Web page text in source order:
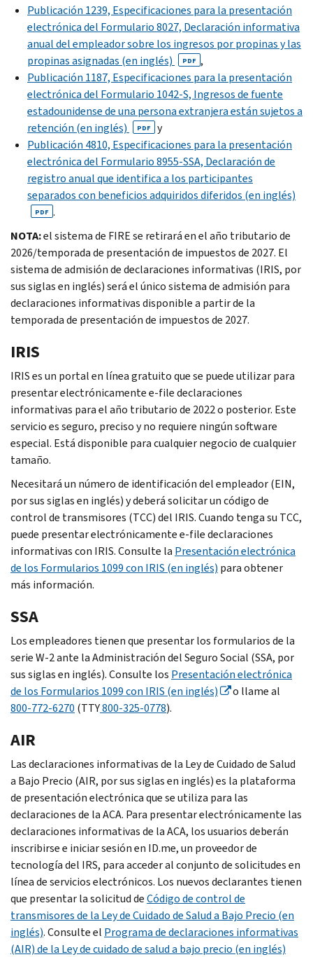
Publicación 1239, Especificaciones para la presentación
electrónica del Formulario 8027, Declaración informativa
anual del empleador sobre los ingresos por propinas y las
propinas asignadas (en inglés)
PDF ,
Publicación 1187, Especificaciones para la presentación
electrónica del Formulario 1042-S, Ingresos de fuente
estadounidense de una persona extranjera están sujetos a
retención (en inglés)
PDF
y
Publicación 4810, Especificaciones para la presentación
electrónica del Formulario 8955-SSA, Declaración de
registro anual que identifica a los participantes
separados con beneficios adquiridos diferidos (en inglés)
PDF .
NOTA:el sistema de FIREse retirará en el año tributario de
2026/temporada de presentación de impuestos de 2027. El
sistema de admisión de declaraciones informativas (IRIS, por
sus siglas en inglés) será el único sistema de admisión para
declaraciones informativas disponible a partir de la
temporada de presentación de impuestos de 2027.
IRIS
IRIS es un portal en línea gratuito que se puede utilizar para
presentar electrónicamente e-file declaraciones
informativas para el año tributario de 2022 o posterior. Este
servicio es seguro, preciso y no requiere ningún software
especial. Está disponible para cualquier negocio de cualquier
tamaño.
Necesitará un número de identificación del empleador (EIN,
por sus siglas en inglés) y deberá solicitar un código de
control de transmisores (TCC) del IRIS. Cuando tenga su TCC,
puede presentar electrónicamente e-filedeclaraciones
informativas con IRIS. Consulte la Presentación electrónica
de los Formularios 1099 con IRIS (en inglés) para obtener
más información.
SSA
Los empleadores tienen que presentar los formularios de la
serie W-2 ante la Administración del Seguro Social (SSA, por
sus siglas en inglés). Consulte los Presentación electrónica
de los Formularios 1099 con IRIS (en inglés)
o llame al
800-772-6270 (TTY800-325-0778).
AIR
Las declaraciones informativas de la Ley de Cuidado de Salud
a Bajo Precio (AIR, por sus siglas en inglés) es la plataforma
de presentación electrónica que se utiliza para las
declaraciones de la ACA. Para presentar electrónicamente las
declaraciones informativas de la ACA, los usuarios deberán
inscribirse e iniciar sesión en ID.me, un proveedor de
tecnología del IRS, para acceder al conjunto de solicitudes en
línea de servicios electrónicos. Los nuevos declarantes tienen
que presentar la solicitud deCódigo de control de
transmisores de la Ley de Cuidado de Salud a Bajo Precio (en
inglés). Consulte el Programa de declaraciones informativas
(AIR) de la Ley de cuidado de salud a bajo precio (en inglés)